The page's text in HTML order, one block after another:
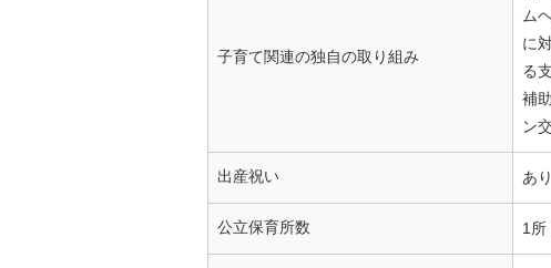
子育て関連の独自の取り組み
ム
に
る
補
ン
出産祝い あり
公立保育所数 1所